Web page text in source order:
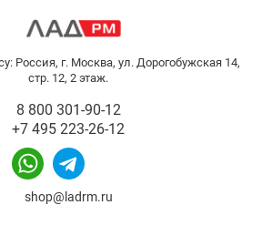
Россия, г. Москва, ул. Дорогобужская 14,
стр. 12, 2 этаж.
8 800 301-90-12
+7 495 223-26-12
shop@ladrm.ru